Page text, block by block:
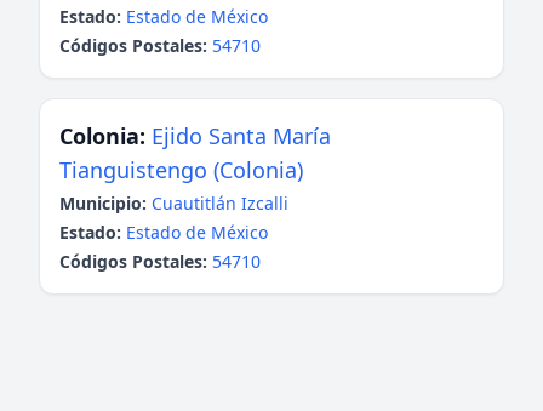
Estado: Estado de México
Códigos Postales: 54710
Colonia: Ejido Santa María
Tianguistengo (Colonia)
Municipio: Cuautitlán Izcalli
Estado: Estado de México
Códigos Postales: 54710